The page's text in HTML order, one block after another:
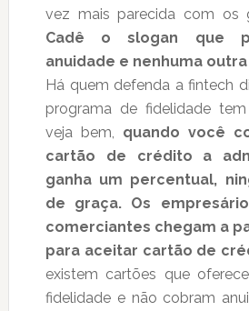
vez mais parecida com os
Cadê o slogan que
anuidade e nenhuma
Há quem defenda a fintech
programa de fidelidade
veja bem, quando você
cartão de crédito a
ganha um percentual,
de graça. Os
comerciantes chegam a
para aceitar cartão de
existem cartões que
fidelidade e não cobram